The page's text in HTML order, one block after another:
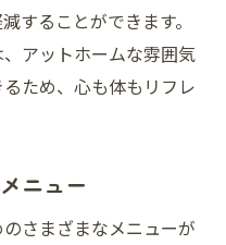
することができます。
アットホームな雰囲気
ため、心も体もリフレ
ニュー
さまざまなメニューが